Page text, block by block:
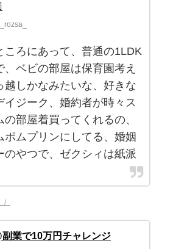
ころにあって、普通の1LDK
、ベビの部屋は保育園考え
越しかなみたいな、好きな
イジーク、婚約者が時々ス
部屋着買ってくれるの、
ポムプリンにしてる、婚姻
のやつで、ゼクシィは紙派
副業で10万円チャレンジ